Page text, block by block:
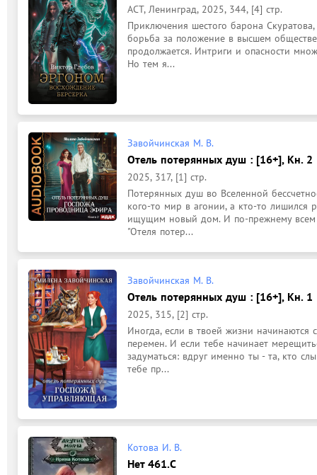
АСТ, Ленинград, 2025, 344, [4] стр.
Приключения шестого барона
борьба за положение в высшем
продолжается. Интриги и опасности
Но тем я...
Завойчинская М. В.
Отель потерянных душ : [16+], Кн.
2025, 317, [1] стр.
Потерянных душ во Вселенной
кого-то мир в агонии, а кто-то лишился
ищущим новый дом. И по-прежнему
"Отеля потер...
Завойчинская М. В.
Отель потерянных душ : [16+], Кн.
2025, 315, [2] стр.
Иногда, если в твоей жизни начинаются
перемен. И если тебе начинает
задуматься: вдруг именно ты - та, кто
тебе пр...
Котова И. В.
Нет 461.C